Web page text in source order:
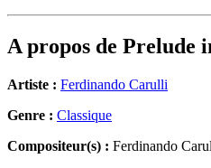
A propos de Prelude
Artiste : Ferdinando Carulli
Genre : Classique
Compositeur(s) : Ferdinando